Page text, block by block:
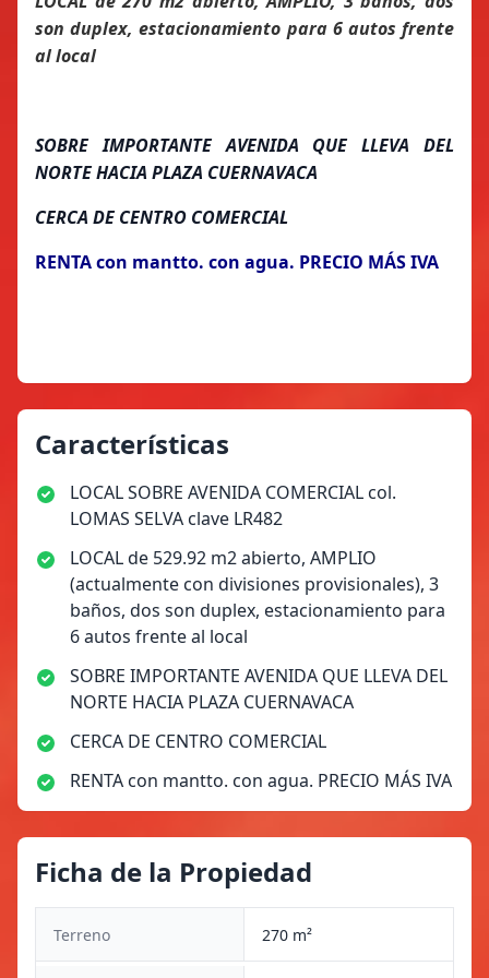
son duplex, estacionamiento para 6 autos frente
al local
SOBRE IMPORTANTE AVENIDA QUE LLEVA DEL
NORTE HACIA PLAZA CUERNAVACA
CERCA DE CENTRO COMERCIAL
RENTA con mantto. con agua. PRECIO MÁS IVA
Características
LOCAL SOBRE AVENIDA COMERCIAL col.
LOMAS SELVA clave LR482
LOCAL de 529.92 m2 abierto, AMPLIO
(actualmente con divisiones provisionales), 3
baños, dos son duplex, estacionamiento para
6 autos frente al local
SOBRE IMPORTANTE AVENIDA QUE LLEVA DEL
NORTE HACIA PLAZA CUERNAVACA
CERCA DE CENTRO COMERCIAL
RENTA con mantto. con agua. PRECIO MÁS IVA
Ficha de la Propiedad
Terreno 270 m²